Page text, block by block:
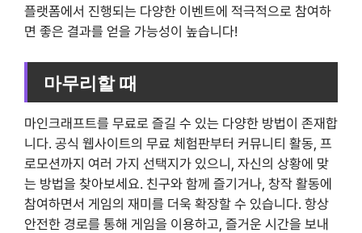
플랫폼에서 진행되는 다양한 이벤트에 적극적으로 참여하
면 좋은 결과를 얻을 가능성이 높습니다!
마무리할 때
마인크래프트를 무료로 즐길 수 있는 다양한 방법이 존재합
니다. 공식 웹사이트의 무료 체험판부터 커뮤니티 활동, 프
로모션까지 여러 가지 선택지가 있으니, 자신의 상황에 맞
는 방법을 찾아보세요. 친구와 함께 즐기거나, 창작 활동에
참여하면서 게임의 재미를 더욱 확장할 수 있습니다. 항상
안전한 경로를 통해 게임을 이용하고, 즐거운 시간을 보내